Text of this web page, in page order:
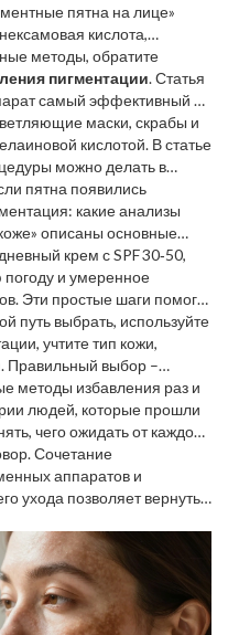
пятна на лице»
кислота,
осветляя пятна и
важно учитывать цену,
методы, обратите
пигментации. Статья
самый эффективный и
и IPL‑системы, помогает
вам.
маски, скрабы и
кислотой. В статье
можно делать в
которые можно делать
пятна появились
какие анализы
описаны основные
крем с SPF 30‑50,
и умеренное
Эти простые шаги помогут
путь выбрать, используйте
учтите тип кожи,
Правильный выбор –
методы избавления раз и
людей, которые прошли
чего ожидать от каждой
Сочетание
аппаратов и
ухода позволяет вернуть
соблюдать профилактику